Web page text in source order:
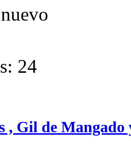
24
, Gil de Mangado